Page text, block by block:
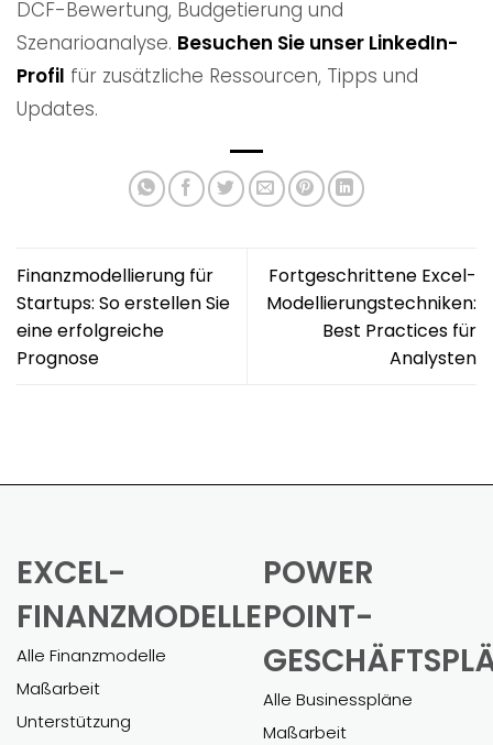
DCF-Bewertung, Budgetierung und
Szenarioanalyse. Besuchen Sie unser LinkedIn-
Profil für zusätzliche Ressourcen, Tipps und
Updates.
Finanzmodellierung für
Startups: So erstellen Sie
eine erfolgreiche
Prognose
Fortgeschrittene Excel-
Modellierungstechniken:
Best Practices für
Analysten
EXCEL-
FINANZMODELLE
Alle Finanzmodelle
Maßarbeit
Unterstützung
POWER
POINT-
Alle Businesspläne
Maßarbeit